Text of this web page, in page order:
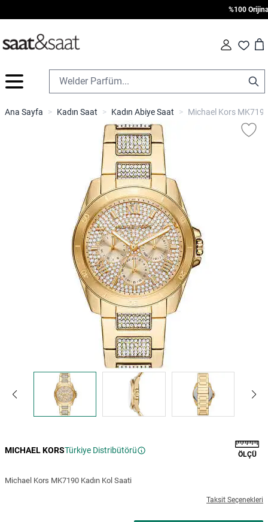
%100 Orijinal
Fav Cart
İçeriğe geç
Ana Sayfa > Kadın Saat > Kadın Abiye Saat > Michael Kors
MICHAEL KORSTürkiye Distribütörü ÖLÇÜ
Michael Kors MK7190 Kadın Kol Saati
Taksit Seçenekleri